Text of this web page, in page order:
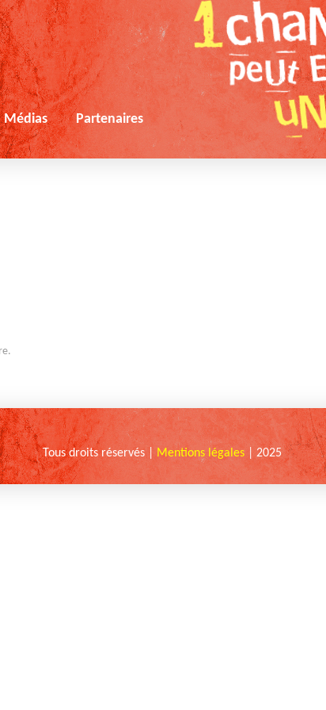
Médias Partenaires
Tous droits réservés | Mentions légales | 2025